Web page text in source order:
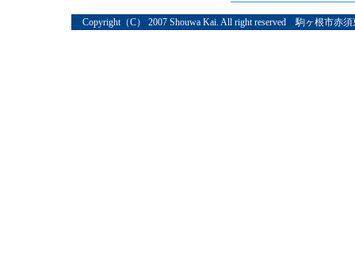
Copyright（C） 2007 Shouwa Kai. All right reserved 駒ヶ根市